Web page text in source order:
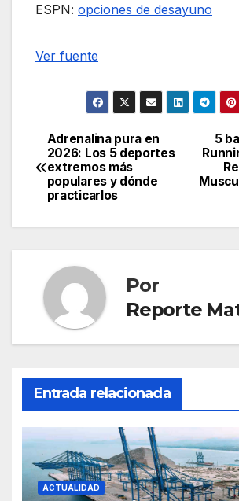
ESPN: opciones de desayuno
Navegación
entradas
Ver fuente
Navegación
de
entradas
5
Adrenalina pura en
2026: Los 5 deportes
extremos más
populares y dónde
practicarlos
Por
Reporte
Entrada relacionada
ACTUALIDAD